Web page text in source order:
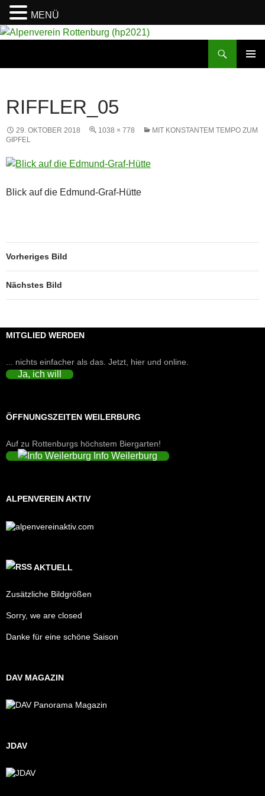
RIFFLER_05
29. OKTOBER 2018 1038 × 778
MIT KONSTANTEM TEMPO ZUM
GIPFEL
Blick auf die Edmund-Graf-Hütte
Vorheriges Bild
Nächstes Bild
MITGLIED WERDEN
... nichts einfacher als das. Jetzt, hier und online.
Ja, ich will
ÖFFNUNGSZEITEN WEILERBURG
Auf zu Rottenburgs höchstem Biergarten!
Info Weilerburg
ALPENVEREIN AKTIV
AKTUELL
Zusätzliche Bildgrößen
Sorry, we are closed
Danke für eine schöne Saison
DAV MAGAZIN
JDAV
MENÜ